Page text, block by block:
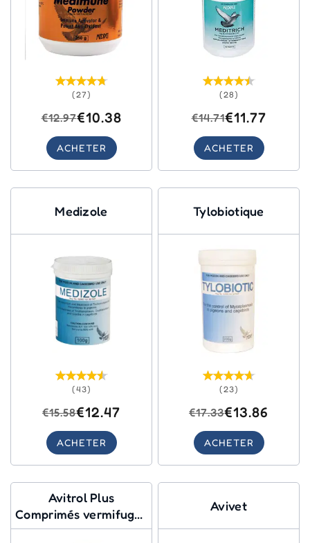
(27)
€12.97€10.38
ACHETER
(28)
€14.71€11.77
ACHETER
Medizole
(43)
€15.58€12.47
ACHETER
Tylobiotique
(23)
€17.33€13.86
ACHETER
Avitrol Plus
Comprimés vermifuges
pour oiseaux
Avivet